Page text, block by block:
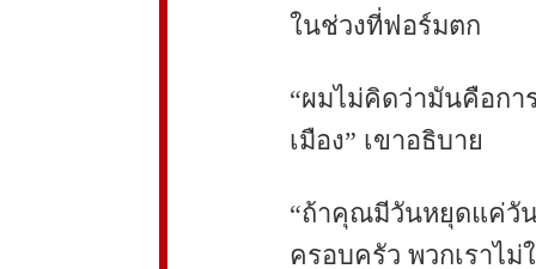
ในช่วงที่ฟอร์มตก
“ผมไม่คิดว่ามันคือกา
เมือง” เขาอธิบาย
“ถ้าคุณมีวันหยุดแค่วัน
ครอบครัว พวกเราไ